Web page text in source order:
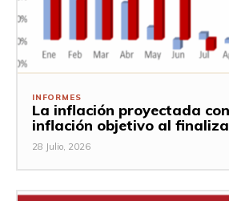
INFORMES
La inflación proyectada
inflación objetivo al
28 Julio, 2026